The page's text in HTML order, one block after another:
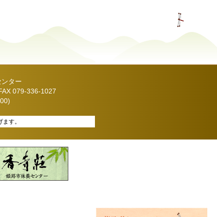
ター
079-336-1027
す。